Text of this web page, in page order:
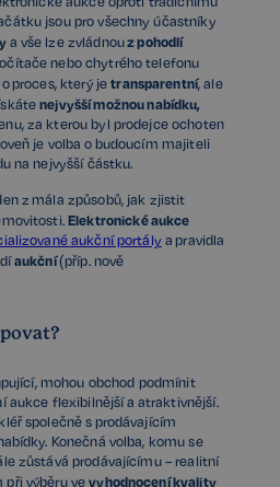
jsou pro všechny účastníky
a vše lze zvládnouz pohodlí
nebo chytrého telefonu
proces, který jetransparentní, ale
nejvyšší možnou nabídku,
za kterou byl prodejce ochoten
je volba o budoucím majiteli
na nejvyšší částku.
z mála způsobů, jak zjistit
Elektronické aukce
aukční portálya pravidla
aukční(příp. nově
mohou obchod podmínit
aukce flexibilnější a atraktivnější.
společně s prodávajícím
Konečná volba, komu se
zůstává prodávajícímu – realitní
při výběru vevyhodnocení kvality